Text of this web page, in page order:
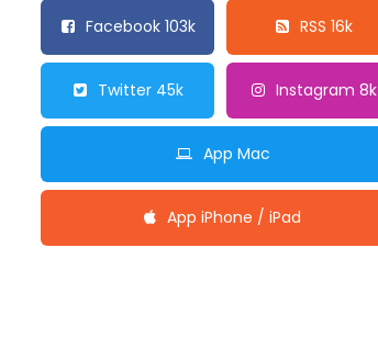
Facebook 103k RSS 16k
Twitter 45k Instagram 8k
App Mac
App iPhone / iPad